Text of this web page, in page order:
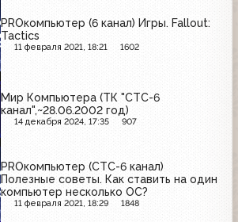
PROкомпьютер (6 канал) Игры. Fallout:
Tactics
11 февраля 2021, 18:21 1602
Мир Компьютера (ТК "СТС-6
канал",~28.06.2002 год)
14 декабря 2024, 17:35 907
PROкомпьютер (СТС-6 канал)
Полезные советы. Как ставить на один
компьютер несколько ОС?
11 февраля 2021, 18:29 1848